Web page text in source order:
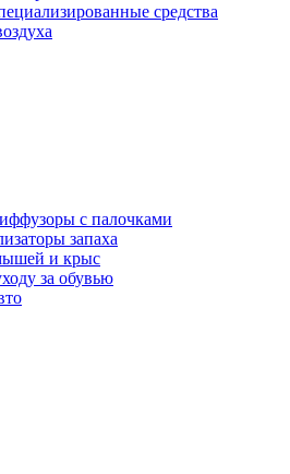
средства
с палочками
запаха
и крыс
за обувью